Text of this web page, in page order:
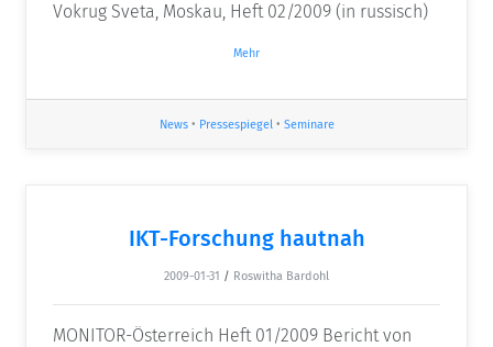
Vokrug Sveta, Moskau, Heft 02/2009 (in russisch)
Mehr
News• Pressespiegel • Seminare
IKT-Forschung hautnah
2009-01-31 / Roswitha Bardohl
MONITOR-Österreich Heft 01/2009 Bericht von